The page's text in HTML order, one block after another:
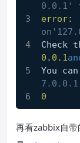
0.0.1'
error:
Check
0 . 0.1
You
7.0.0.1
0
再看zabbix自